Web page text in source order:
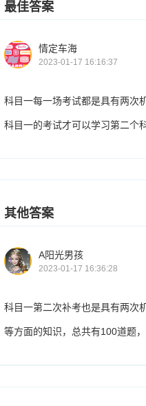
最佳答案
情定车海
2023-01-17 16:16:37
科目一每一场考试都是具有两次
科目一的考试才可以学习第二个
其他答案
A阳光男孩
2023-01-17 16:36:28
科目一第二次补考也是具有两次
等方面的知识，总共有100道题